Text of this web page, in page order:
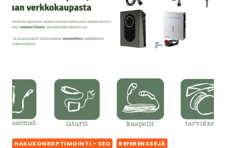
HAKUKONEOPTIMOINTI - SEO
REFERENSSEJÄ